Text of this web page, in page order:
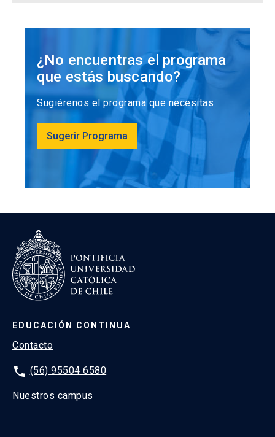
¿No encuentras el programa
que estás buscando?
Sugiérenos el programa que necesitas
Sugerir Programa
EDUCACIÓN CONTINUA
Contacto
phone (56) 95504 6580
Nuestros campus